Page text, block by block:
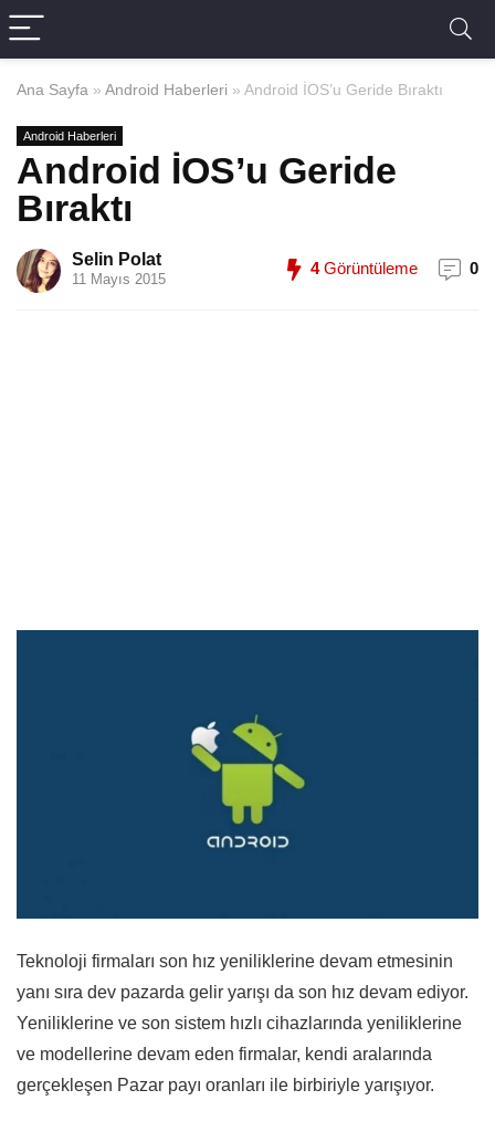
Ana Sayfa » Android Haberleri » Android İOS’u Geride Bıraktı
Android Haberleri
Android İOS’u Geride
Bıraktı
Selin Polat
11 Mayıs 2015
4Görüntüleme 0
Teknoloji firmaları son hız yeniliklerine devam etmesinin
yanı sıra dev pazarda gelir yarışı da son hız devam ediyor.
Yeniliklerine ve son sistem hızlı cihazlarında yeniliklerine
ve modellerine devam eden firmalar, kendi aralarında
gerçekleşen Pazar payı oranları ile birbiriyle yarışıyor.